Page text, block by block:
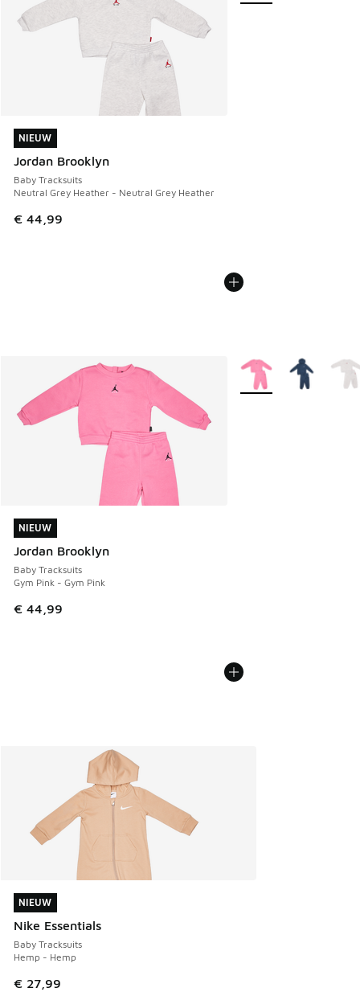
NIEUW
Jordan Brooklyn
Baby Tracksuits
Neutral Grey Heather - Neutral Grey Heather
€ 44,99
NIEUW
NIEUW
Jordan Brooklyn
Baby Tracksuits
Gym Pink - Gym Pink
€ 44,99
NIEUW
Meer kleuren
NIEUW
Nike Essentials
Baby Tracksuits
Hemp - Hemp
€ 27,99
NIEUW